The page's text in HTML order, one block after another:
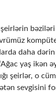
daha
yaş ikən
şeirlər, o
sevgisini